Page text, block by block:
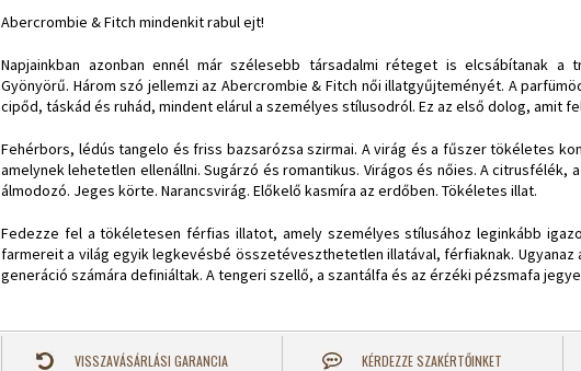
Abercrombie & Fitch mindenkit rabul ejt!
Napjainkban azonban ennél már szélesebb társadalmi réteget is elcsábítanak a
Gyönyörű. Három szó jellemzi az Abercrombie & Fitch női illatgyűjteményét. A
cipőd, táskád és ruhád, mindent elárul a személyes stílusodról. Ez az első dolog, amit
Fehérbors, lédús tangelo és friss bazsarózsa szirmai. A virág és a fűszer tökéletes
amelynek lehetetlen ellenállni. Sugárzó és romantikus. Virágos és nőies. A citrusfélék,
álmodozó. Jeges körte. Narancsvirág. Előkelő kasmíra az erdőben. Tökéletes illat.
Fedezze fel a tökéletesen férfias illatot, amely személyes stílusához leginkább
farmereit a világ egyik legkevésbé összetéveszthetetlen illatával, férfiaknak. Ugyanaz
generáció számára definiáltak. A tengeri szellő, a szantálfa és az érzéki pézsmafa
VISSZAVÁSÁRLÁSI GARANCIA KÉRDEZZE SZAKÉRTŐINKET